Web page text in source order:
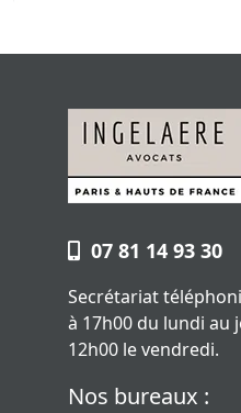
07 81 14 93 30
Secrétariat
à 17h00 du lundi au
12h00 le vendredi.
Nos bureaux :